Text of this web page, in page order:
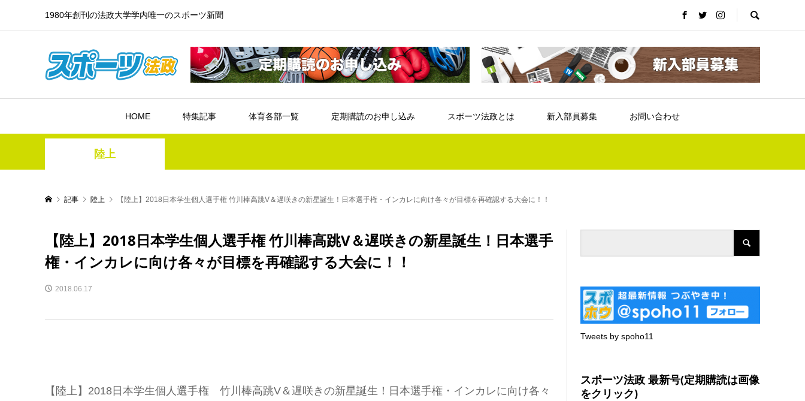
1980年創刊の法政大学学内唯一のスポーツ新聞
HOME 特集記事 体育各部一覧 定期購読のお申し込み スポーツ法政とは 新入部員募集 お問い合わせ
陸上
記事 陸上 【陸上】2018日本学生個人選手権 竹川棒高跳V＆遅咲きの新星誕生！日本選手権・インカレに向け各々が目標を再確認する大会に！！
【陸上】2018日本学生個人選手権 竹川棒高跳V＆遅咲きの新星誕生！日本選手
権・インカレに向け各々が目標を再確認する大会に！！
2018.06.17
【陸上】2018日本学生個人選手権 竹川棒高跳V＆遅咲きの新星誕生！日本選手権・インカレに向け各々
Tweets by spoho11
スポーツ法政 最新号(定期購読は画像
をクリック)